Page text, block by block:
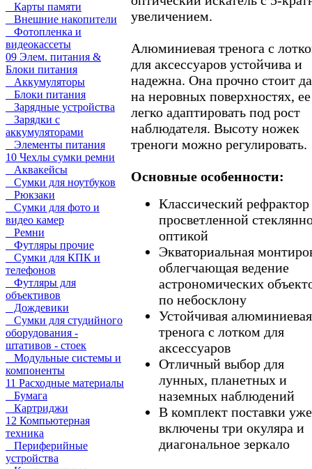
Карты памяти
Внешние накопители
Фотопленка и
видеокассеты
09 Элем. питания &
Блоки питания
Аккумуляторы
Блоки питания
Зарядные устройства
Зарядки с
аккумуляторами
Элементы питания
10 Чехлы сумки ремни
Аквакейсы
Сумки для ноутбуков
Рюкзаки
Сумки для фото и
видео камер
Ремни
Футляры прочие
Сумки для КПК и
телефонов
Футляры для
объективов
Дождевики
Сумки для студийного
оборудования -
штативов - стоек
Модульные системы и
компоненты
11 Расходные материалы
Бумага
Картриджи
12 Компьютерная
техника
Периферийные
устройства
увеличением.
Алюминиевая тренога с
для аксессуаров устойчива и
надежна. Она прочно стоит
на неровных поверхностях, ее
легко адаптировать под рост
наблюдателя. Высоту ножек
треноги можно регулировать.
Основные особенности:
Классический рефрактор
просветленной
оптикой
Экваториальная
облегчающая ведение
астрономических
по небосклону
Устойчивая алюминиевая
тренога с лотком для
аксессуаров
Отличный выбор для
лунных, планетных и
наземных наблюдений
В комплект поставки уже
включены три окуляра и
диагональное зеркало